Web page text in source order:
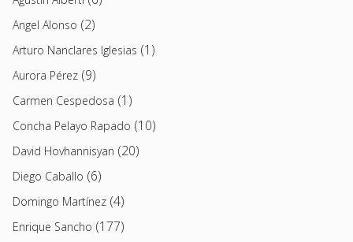
Angel Alonso (2)
Arturo Nanclares Iglesias (1)
Aurora Pérez (9)
Carmen Cespedosa (1)
Concha Pelayo Rapado (10)
David Hovhannisyan (20)
Diego Caballo (6)
Domingo Martínez (4)
Enrique Sancho (177)